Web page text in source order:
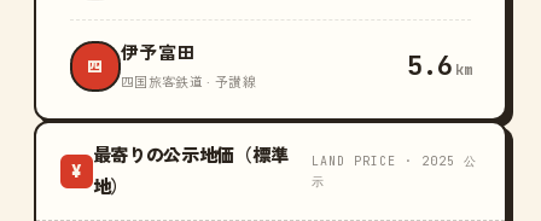
四
伊予富田
四国旅客鉄道 · 予讃線 5.6 km
¥
最寄りの公示地価（標準
地）
LAND PRICE · 2025 公
示